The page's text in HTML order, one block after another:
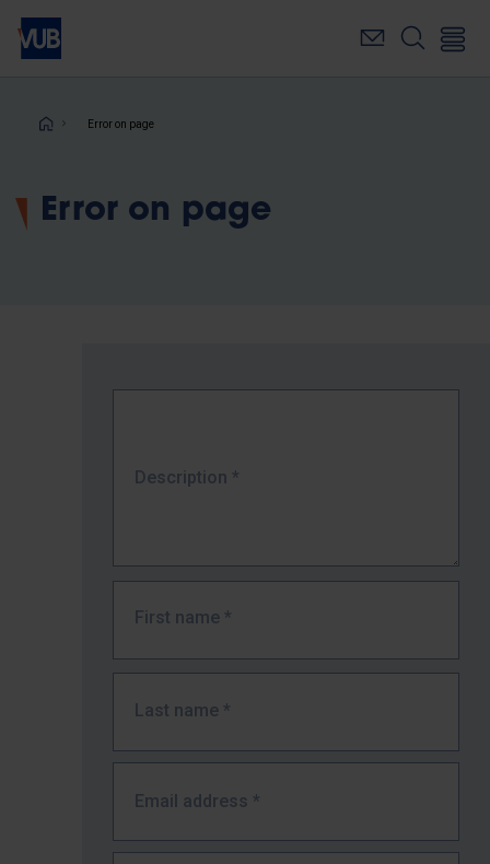
Skip
main
Breadcrumb
Error on page
Error on page
Description *
First name *
Last name *
Email address *